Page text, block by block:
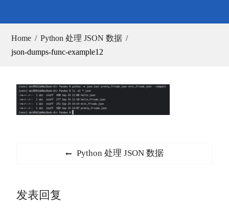
Home
Python 处理 JSON 数据
json-dumps-func-example12
航
Previous
Python 处理 JSON 数据
发表回复